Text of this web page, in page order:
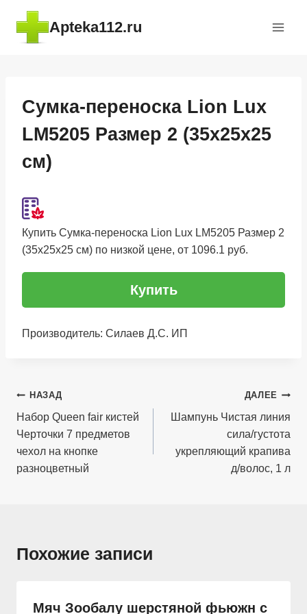
Перейти
содержимому
Apteka112.ru
Сумка-переноска Lion Lux
LM5205 Размер 2 (35x25x25
см)
Купить Сумка-переноска Lion Lux LM5205 Размер 2
(35x25x25 см) по низкой цене, от 1096.1 руб.
Купить
Производитель: Силаев Д.С. ИП
Навигация
по
записям
НАЗАД
Набор Queen fair кистей
Черточки 7 предметов
чехол на кнопке
разноцветный
ДАЛЕЕ
Шампунь Чистая линия
сила/густота
укрепляющий крапива
д/волос, 1 л
Похожие записи
Мяч Зообалу шерстяной фьюжн с